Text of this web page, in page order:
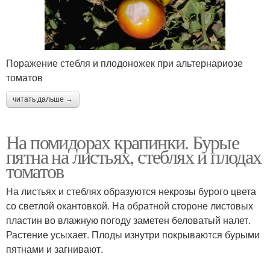
Поражение стебля и плодоножек при альтернариозе
томатов
читать дальше →
На помидорах крапинки. Бурые
пятна на листьях, стеблях и плодах
томатов
На листьях и стеблях образуются некрозы бурого цвета
со светлой окантовкой. На обратной стороне листовых
пластин во влажную погоду заметен беловатый налет.
Растение усыхает. Плоды изнутри покрываются бурыми
пятнами и загнивают.